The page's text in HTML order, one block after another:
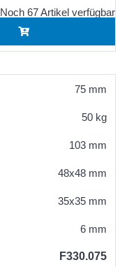
Noch 67 Artikel verfügbar
75 mm
50 kg
103 mm
48x48 mm
35x35 mm
6 mm
F330.075